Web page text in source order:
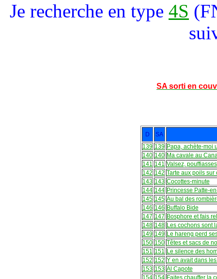
Je recherche en type 4S
SA sorti en
D
SA
139 139 Papa, achète-moi
140 140 Ma cavale au
141 141 Valsez, pouffiasses
142 142 Tarte aux poils sur
143 143 Cocottes-minute
144 144 Princesse Patte-
145 145 Au bal des
146 146 Buffalo Bide
147 147 Bosphore et fais
148 148 Les cochons sont
149 149 Le hareng perd
150 150 Têtes et sacs de
151 151 Le silence des
152 152 Y en avait dans
153 153 Al Capote